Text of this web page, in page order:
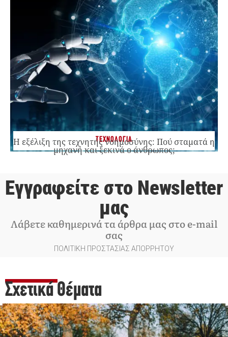
ΤΕΧΝΟΛΟΓΙΑ
Η εξέλιξη της τεχνητής νοημοσύνης: Πού σταματά η
μηχανή και ξεκινά ο άνθρωπος;
Εγγραφείτε στο Newsletter
μας
Λάβετε καθημερινά τα άρθρα μας στο e-mail
σας
ΠΟΛΙΤΙΚΗ ΠΡΟΣΤΑΣΙΑΣ ΑΠΟΡΡΗΤΟΥ
Σχετικά Θέματα